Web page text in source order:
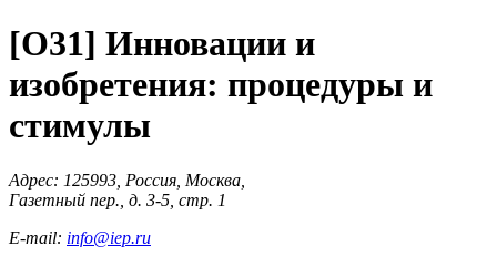
[O31] Инновации и
изобретения: процедуры и
стимулы
Адрес: 125993, Россия, Москва,
Газетный пер., д. 3-5, стр. 1
E-mail: info@iep.ru